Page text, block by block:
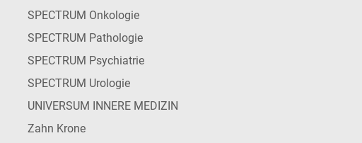
SPECTRUM Onkologie
SPECTRUM Pathologie
SPECTRUM Psychiatrie
SPECTRUM Urologie
UNIVERSUM INNERE MEDIZIN
Zahn Krone